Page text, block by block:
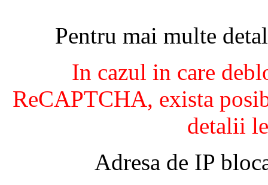
Pentru mai multe
In cazul in care
ReCAPTCHA, exista
detalii
Adresa de IP